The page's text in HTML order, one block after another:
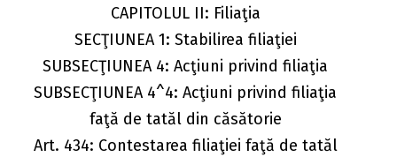
CAPITOLUL II: Filiaţia
SECŢIUNEA 1: Stabilirea filiaţiei
SUBSECŢIUNEA 4: Acţiuni privind filiaţia
SUBSECŢIUNEA 4^4: Acţiuni privind filiaţia
faţă de tatăl din căsătorie
Art. 434: Contestarea filiaţiei faţă de tatăl